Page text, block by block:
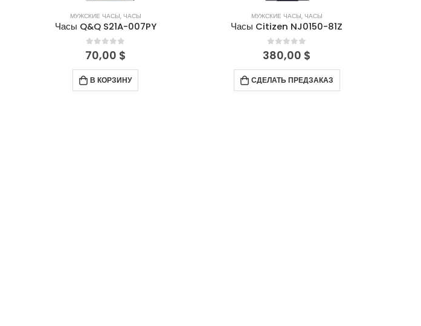
МУЖСКИЕ ЧАСЫ, ЧАСЫ
Часы Q&Q S21A-007PY
0 out of 5
70,00 $
В КОРЗИНУ
МУЖСКИЕ ЧАСЫ, ЧАСЫ
Часы Citizen NJ0150-81Z
0out of 5
380,00 $
СДЕЛАТЬ ПРЕДЗАКАЗ